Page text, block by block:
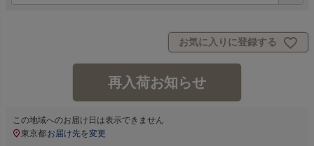
お気に入りに登録する
再入荷お知らせ
この地域へのお届け日は表示できません
東京都お届け先を変更